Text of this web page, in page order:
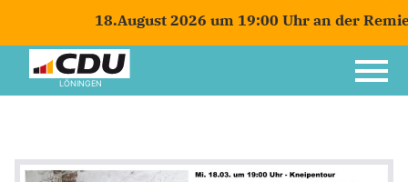
18.August 2026 um 19:00 Uhr an der
LÖNINGEN